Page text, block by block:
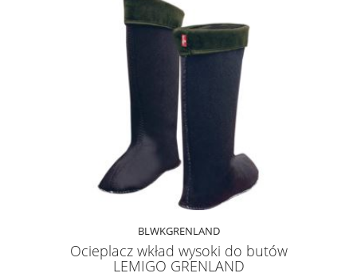
BLWKGRENLAND
Ocieplacz wkład wysoki do butów
LEMIGO GRENLAND